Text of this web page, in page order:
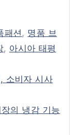
패션, 명품 브
, 아시아 태평
소비자 시사
의 냉감 기능